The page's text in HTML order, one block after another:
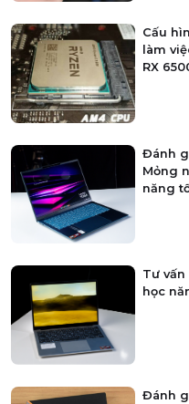
Cấu
làm
RX
Đánh
Mỏng
năng
Tư
học
Đánh